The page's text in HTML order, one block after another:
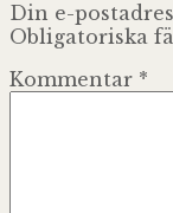
Din e-
Obligatoriska
Kommentar *